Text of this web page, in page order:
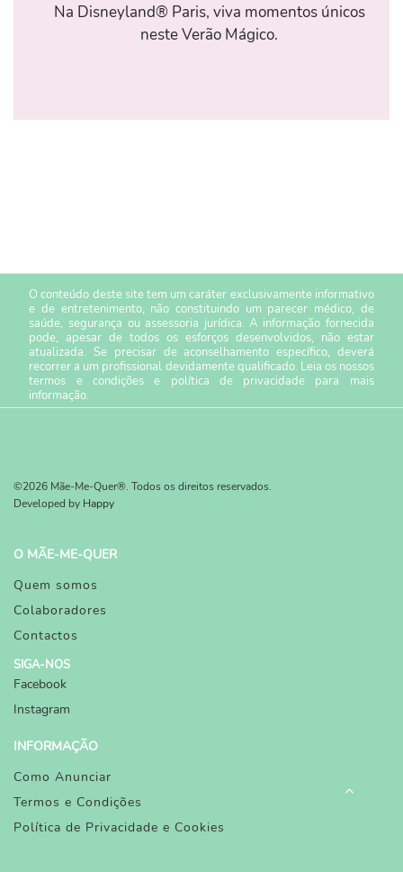
Na Disneyland® Paris, viva momentos únicos
neste Verão Mágico.
O conteúdo deste site tem um caráter exclusivamente informativo
e de entretenimento, não constituindo um parecer médico, de
saúde, segurança ou assessoria jurídica. A informação fornecida
pode, apesar de todos os esforços desenvolvidos, não estar
atualizada. Se precisar de aconselhamento específico, deverá
recorrer a um profissional devidamente qualificado. Leia os nossos
termos e condiçõese política de privacidade para mais
informação.
©2026 Mãe-Me-Quer®. Todos os direitos reservados.
Developed by Happy
O MÃE-ME-QUER
Quem somos
Colaboradores
Contactos
SIGA-NOS
Facebook
Instagram
INFORMAÇÃO
Como Anunciar
Termos e Condições
Política de Privacidade e Cookies